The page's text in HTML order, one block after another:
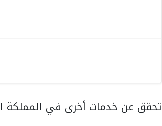
تحقق عن خدمات أخرى في المملكة